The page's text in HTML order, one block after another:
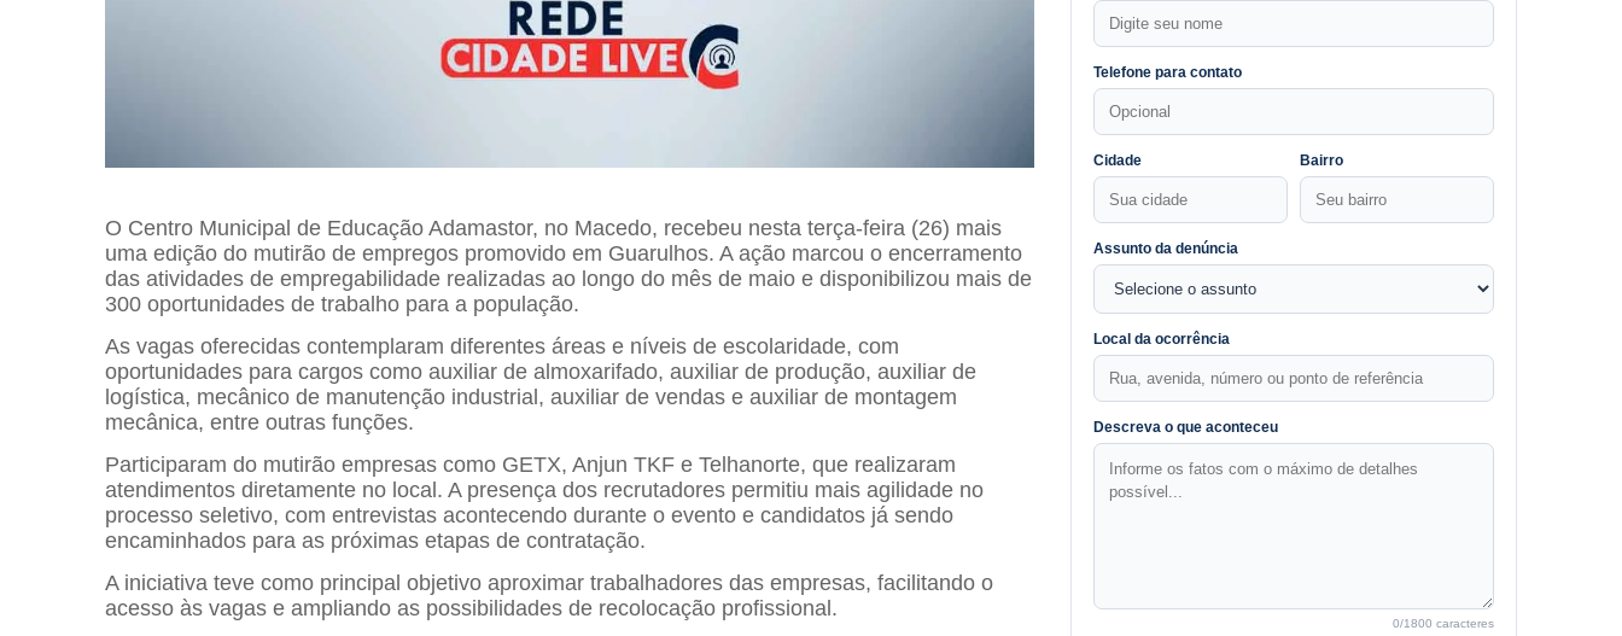
O Centro Municipal de Educação Adamastor, no Macedo, recebeu nesta terça-feira (26) mais
uma edição do mutirão de empregos promovido em Guarulhos. A ação marcou o encerramento
das atividades de empregabilidade realizadas ao longo do mês de maio e disponibilizou mais de
300 oportunidades de trabalho para a população.
As vagas oferecidas contemplaram diferentes áreas e níveis de escolaridade, com
oportunidades para cargos como auxiliar de almoxarifado, auxiliar de produção, auxiliar de
logística, mecânico de manutenção industrial, auxiliar de vendas e auxiliar de montagem
mecânica, entre outras funções.
Participaram do mutirão empresas como GETX, Anjun TKF e Telhanorte, que realizaram
atendimentos diretamente no local. A presença dos recrutadores permitiu mais agilidade no
processo seletivo, com entrevistas acontecendo durante o evento e candidatos já sendo
encaminhados para as próximas etapas de contratação.
A iniciativa teve como principal objetivo aproximar trabalhadores das empresas, facilitando o
acesso às vagas e ampliando as possibilidades de recolocação profissional.
Telefone para contato
Cidade Bairro
Assunto da denúncia
Local da ocorrência
Descreva o que aconteceu
0/1800 caracteres